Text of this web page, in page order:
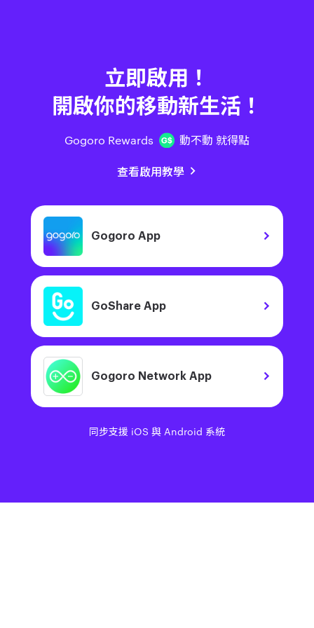
立即啟用！
開啟你的移動新生活！
Gogoro Rewards 動不動 就得點
查看啟用教學
Gogoro App
GoShare App
Gogoro Network App
同步支援 iOS 與 Android 系統